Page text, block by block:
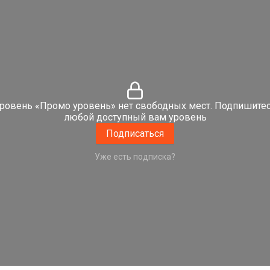
«Промо уровень» нет свободных мест.
любой доступный вам уровень
Подписаться
Уже есть подписка?